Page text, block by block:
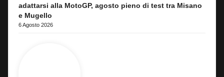
adattarsi alla MotoGP, agosto pieno di test tra Misano
e Mugello
6 Agosto 2026